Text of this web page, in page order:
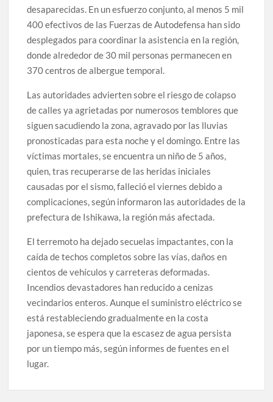
desaparecidas. En un esfuerzo conjunto, al menos 5 mil
400 efectivos de las Fuerzas de Autodefensa han sido
desplegados para coordinar la asistencia en la región,
donde alrededor de 30 mil personas permanecen en
370 centros de albergue temporal.
Las autoridades advierten sobre el riesgo de colapso
de calles ya agrietadas por numerosos temblores que
siguen sacudiendo la zona, agravado por las lluvias
pronosticadas para esta noche y el domingo. Entre las
víctimas mortales, se encuentra un niño de 5 años,
quien, tras recuperarse de las heridas iniciales
causadas por el sismo, falleció el viernes debido a
complicaciones, según informaron las autoridades de la
prefectura de Ishikawa, la región más afectada.
El terremoto ha dejado secuelas impactantes, con la
caída de techos completos sobre las vías, daños en
cientos de vehículos y carreteras deformadas.
Incendios devastadores han reducido a cenizas
vecindarios enteros. Aunque el suministro eléctrico se
está restableciendo gradualmente en la costa
japonesa, se espera que la escasez de agua persista
por un tiempo más, según informes de fuentes en el
lugar.